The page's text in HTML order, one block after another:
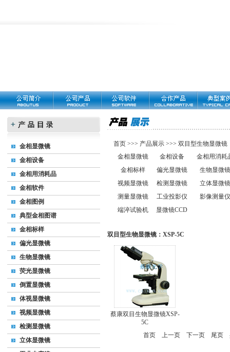
金相显微镜
金相设备
金相用消耗品
金相软件
金相图例
典型金相图谱
金相标样
偏光显微镜
生物显微镜
荧光显微镜
倒置显微镜
体视显微镜
视频显微镜
检测显微镜
立体显微镜
首页 >>> 产品展示 >>> 双目型生物显微镜
金相显微镜
金相设备
金相用消耗
金相标样
偏光显微镜
生物显微镜
视频显微镜
检测显微镜
立体显微镜
测量显微镜
工业投影仪
影像测量仪
端淬试验机
显微镜CCD
双目型生物显微镜：XSP-5C
蔡康双目生物显微镜XSP-
5C
首页
上一页 下一页 尾页